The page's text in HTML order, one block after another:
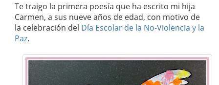
Te traigo la primera poesía que ha escrito mi hija
Carmen, a sus nueve años de edad, con motivo de
la celebración del Día Escolar de la No-Violencia y la
Paz.